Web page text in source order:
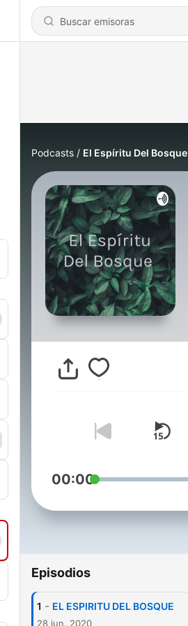
Podcasts El Espíritu Del Bosque
00:00
Episodios
1 - EL ESPIRITU DEL BOSQUE
28 jun. 2020